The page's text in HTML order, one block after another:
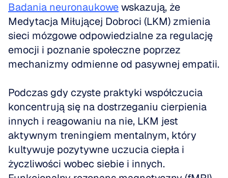
Badania neuronaukowe wskazują, że
Medytacja Miłującej Dobroci (LKM) zmienia
sieci mózgowe odpowiedzialne za regulację
emocji i poznanie społeczne poprzez
Podczas gdy czyste praktyki współczucia
koncentrują się na dostrzeganiu cierpienia
innych i reagowaniu na nie, LKM jest
aktywnym treningiem mentalnym, który
kultywuje pozytywne uczucia ciepła i
życzliwości wobec siebie i innych.